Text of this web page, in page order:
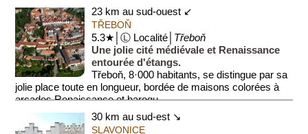
23 km au sud-ouest ↙
TŘEBOŇ
5.3★│Ⓛ Localité│ Třeboň
Une jolie cité médiévale et Renaissance
entourée d'étangs.
Třeboň, 8·000 habitants, se distingue par sa
jolie place toute en longueur, bordée de maisons colorées à
arcades Renaissance et baroqu...
30 km au sud-est ↘
SLAVONICE